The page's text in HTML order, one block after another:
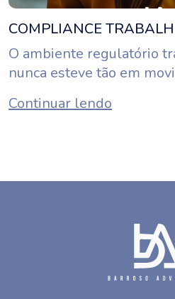
COMPLIANCE
O ambiente regulatório
nunca esteve tão em
Continuar lendo